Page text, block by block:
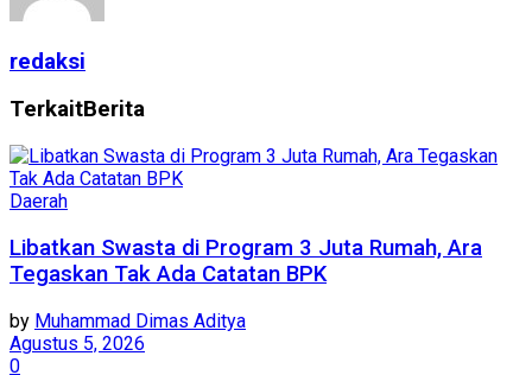
redaksi
TerkaitBerita
Daerah
Libatkan Swasta di Program 3 Juta Rumah, Ara
Tegaskan Tak Ada Catatan BPK
by Muhammad Dimas Aditya
Agustus 5, 2026
0